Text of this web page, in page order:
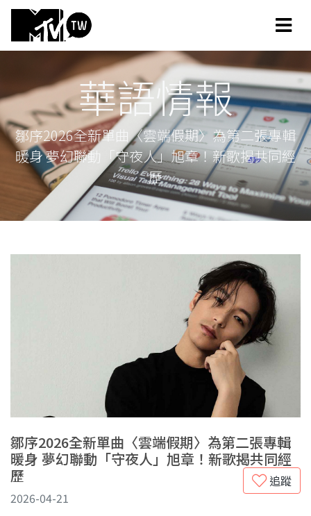
華語情報
鄒序2026全新單曲〈雲端假期〉為第二張專輯
暖身 夢幻聯動「守夜人」旭章！新歌揭共同經
歷
鄒序2026全新單曲〈雲端假期〉為第二張專輯
暖身 夢幻聯動「守夜人」旭章！新歌揭共同經
歷
追蹤
2026-04-21